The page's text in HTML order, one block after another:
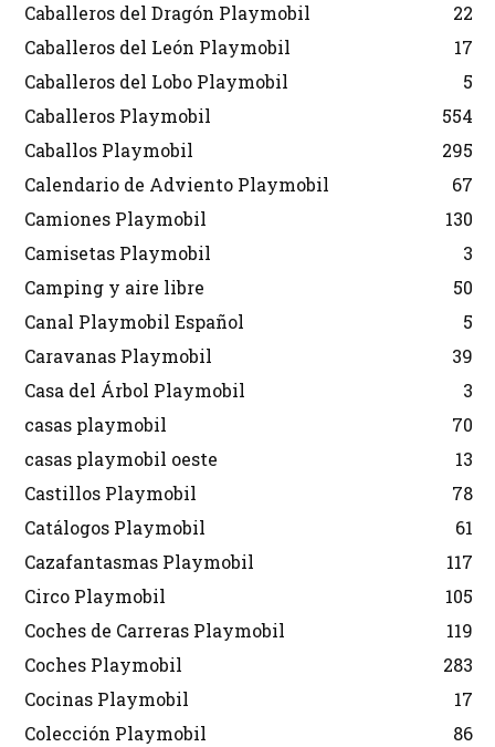
Caballeros del Dragón Playmobil
22
Caballeros del León Playmobil
17
Caballeros del Lobo Playmobil
5
Caballeros Playmobil
554
Caballos Playmobil
295
Calendario de Adviento Playmobil
67
Camiones Playmobil
130
Camisetas Playmobil
3
Camping y aire libre
50
Canal Playmobil Español
5
Caravanas Playmobil
39
Casa del Árbol Playmobil
3
casas playmobil
70
casas playmobil oeste
13
Castillos Playmobil
78
Catálogos Playmobil
61
Cazafantasmas Playmobil
117
Circo Playmobil
105
Coches de Carreras Playmobil
119
Coches Playmobil
283
Cocinas Playmobil
17
Colección Playmobil
86